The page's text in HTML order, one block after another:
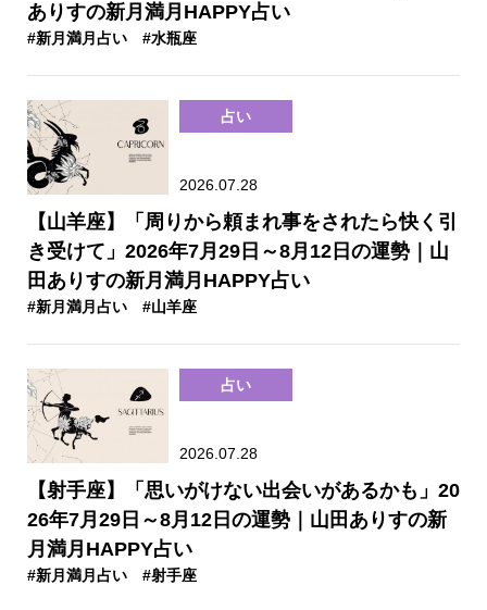
ありすの新月満月HAPPY占い
#新月満月占い #水瓶座
占い
2026.07.28
【山羊座】「周りから頼まれ事をされたら快く引
き受けて」2026年7月29日～8月12日の運勢｜山
田ありすの新月満月HAPPY占い
#新月満月占い #山羊座
占い
2026.07.28
【射手座】「思いがけない出会いがあるかも」20
26年7月29日～8月12日の運勢｜山田ありすの新
月満月HAPPY占い
#新月満月占い #射手座